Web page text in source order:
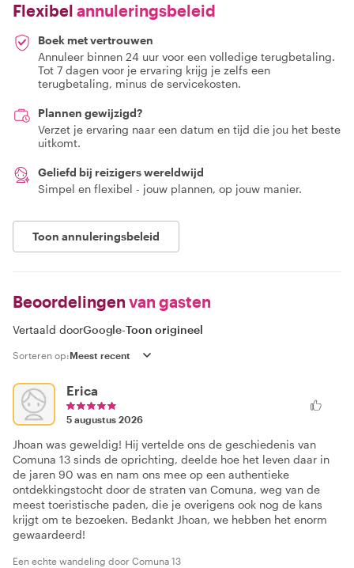
Flexibel annuleringsbeleid
Boek met vertrouwen
Annuleer binnen 24 uur voor een volledige terugbetaling.
Tot 7 dagen voor je ervaring krijg je zelfs een
terugbetaling, minus de servicekosten.
Plannen gewijzigd?
Verzet je ervaring naar een datum en tijd die jou het beste
uitkomt.
Geliefd bij reizigers wereldwijd
Simpel en flexibel - jouw plannen, op jouw manier.
Toon annuleringsbeleid
Beoordelingen van gasten
Vertaald doorGoogle-Toon origineel
Sorteren op:
Erica
5 augustus 2026
Jhoan was geweldig! Hij vertelde ons de geschiedenis van
Comuna 13 sinds de oprichting, deelde hoe het leven daar in
de jaren 90 was en nam ons mee op een authentieke
ontdekkingstocht door de straten van Comuna, weg van de
meest toeristische paden, die je overigens ook nog de kans
krijgt om te bezoeken. Bedankt Jhoan, we hebben het enorm
gewaardeerd!
Een echte wandeling door Comuna 13